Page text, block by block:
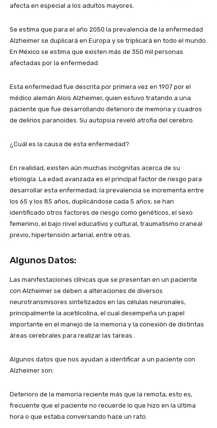
afecta en especial a los adultos mayores.
Se estima que para el año 2050 la prevalencia de la enfermedad
Alzheimer se duplicará en Europa y se triplicará en todo el mundo.
En México se estima que existen más de 350 mil personas
afectadas por la enfermedad.
Esta enfermedad fue descrita por primera vez en 1907 por el
médico alemán Alois Alzheimer, quien estuvo tratando a una
paciente que fue desarrollando deterioro de memoria y cuadros
de delirios paranoides. Su autopsia reveló atrofia del cerebro.
¿Cuál es la causa de esta enfermedad?
En realidad, existen aún muchas incógnitas acerca de su
etiología. La edad avanzada es el principal factor de riesgo para
desarrollar esta enfermedad; la prevalencia se incrementa entre
los 65 y los 85 años, duplicándose cada 5 años; se han
identificado otros factores de riesgo como genéticos, el sexo
femenino, el bajo nivel educativo y cultural, traumatismo craneal
previo, hipertensión arterial, entre otras.
Algunos Datos:
Las manifestaciones clínicas que se presentan en un paciente
con Alzheimer se deben a alteraciones de diversos
neurotransmisores sintetizados en las células neuronales,
principalmente la acetilcolina, el cual desempeña un papel
importante en el manejo de la memoria y la conexión de distintas
áreas cerebrales para realizar las tareas.
Algunos datos que nos ayudan a identificar a un paciente con
Alzheimer son:
Deterioro de la memoria reciente más que la remota, esto es,
frecuente que el paciente no recuerde lo que hizo en la última
hora o que estaba conversando hace un rato.